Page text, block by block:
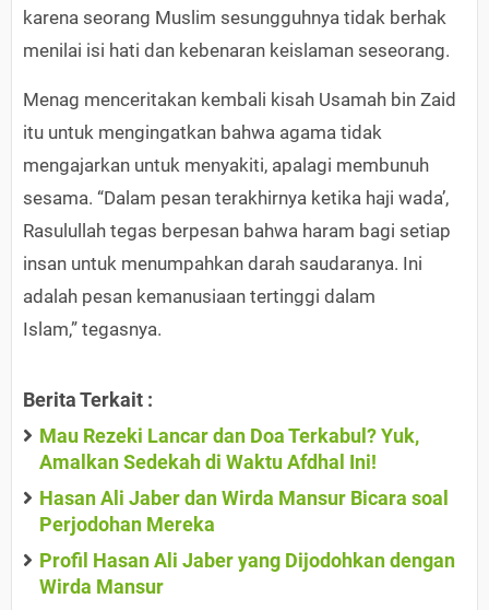
karena seorang Muslim sesungguhnya tidak berhak
menilai isi hati dan kebenaran keislaman seseorang.
Menag menceritakan kembali kisah Usamah bin Zaid
itu untuk mengingatkan bahwa agama tidak
mengajarkan untuk menyakiti, apalagi membunuh
sesama. “Dalam pesan terakhirnya ketika haji wada’,
Rasulullah tegas berpesan bahwa haram bagi setiap
insan untuk menumpahkan darah saudaranya. Ini
adalah pesan kemanusiaan tertinggi dalam
Islam,” tegasnya.
Berita Terkait :
Mau Rezeki Lancar dan Doa Terkabul? Yuk,
Amalkan Sedekah di Waktu Afdhal Ini!
Hasan Ali Jaber dan Wirda Mansur Bicara soal
Perjodohan Mereka
Profil Hasan Ali Jaber yang Dijodohkan dengan
Wirda Mansur